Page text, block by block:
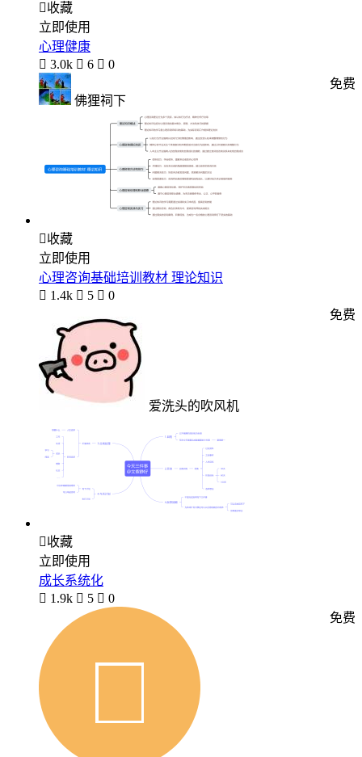
收藏
立即使用
心理健康
 3.0k  6  0
佛狸祠下
免费
收藏
立即使用
心理咨询基础培训教材 理论知识
 1.4k  5  0
爱洗头的吹风机
免费
收藏
立即使用
成长系统化
 1.9k  5  0
免费